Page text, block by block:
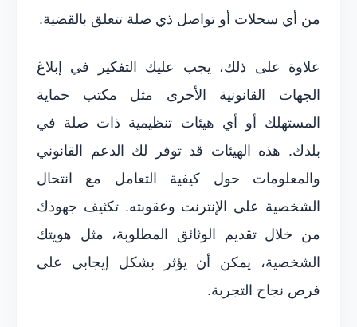
من أي سجلات أو تواصل ذي صلة تتعلق بالقضية.
علاوة على ذلك، يجب عليك التفكير في إبلاغ
الجهات القانونية الأخرى مثل مكتب حماية
المستهلك أو أي هيئات تنظيمية ذات صلة في
بلدك. هذه الهيئات قد توفر لك الدعم القانوني
والمعلومات حول كيفية التعامل مع انتحال
الشخصية على الإنترنت وعقوبته. تكثيف جهودك
من خلال تقديم الوثائق المطلوبة، مثل هويتك
الشخصية، يمكن أن يؤثر بشكل إيجابي على
فرص نجاح التجربة.